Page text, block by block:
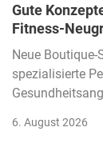
Gute
Fitness-
Neue Boutique-
spezialisierte
6. August 2026